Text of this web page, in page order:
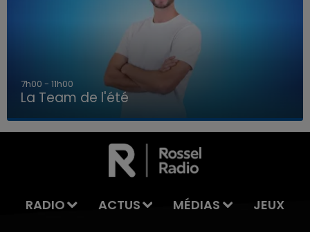
LA TEAM DE L'ÉTÉ
7h00 - 11h00
La Team de l'été
RADIO ACTUS MÉDIAS
JEUX